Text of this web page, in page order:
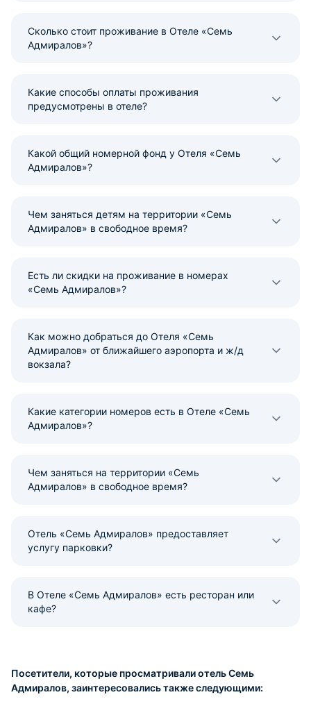
Сколько стоит проживание в Отеле «Семь
Адмиралов»?
Какие способы оплаты проживания
предусмотрены в отеле?
Какой общий номерной фонд у Отеля «Семь
Адмиралов»?
Чем заняться детям на территории «Семь
Адмиралов» в свободное время?
Есть ли скидки на проживание в номерах
«Семь Адмиралов»?
Как можно добраться до Отеля «Семь
Адмиралов» от ближайшего аэропорта и ж/д
вокзала?
Какие категории номеров есть в Отеле «Семь
Адмиралов»?
Чем заняться на территории «Семь
Адмиралов» в свободное время?
Отель «Семь Адмиралов» предоставляет
услугу парковки?
В Отеле «Семь Адмиралов» есть ресторан или
кафе?
Посетители, которые просматривали отель Семь
Адмиралов, заинтересовались также следующими: